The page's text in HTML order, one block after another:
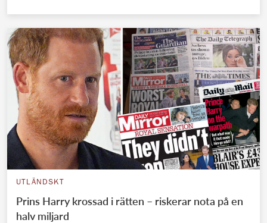
UTLÄNDSKT
Prins Harry krossad i rätten – riskerar nota på en
halv miljard